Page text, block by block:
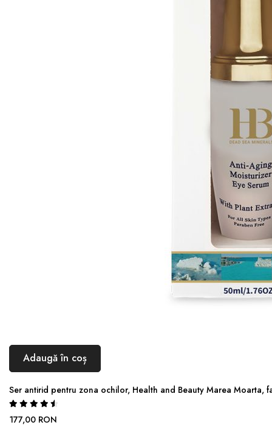
Adaugă în coș
Ser antirid pentru zona ochilor, Health and Beauty Marea Moarta,
Rating:
94%
177,00 RON